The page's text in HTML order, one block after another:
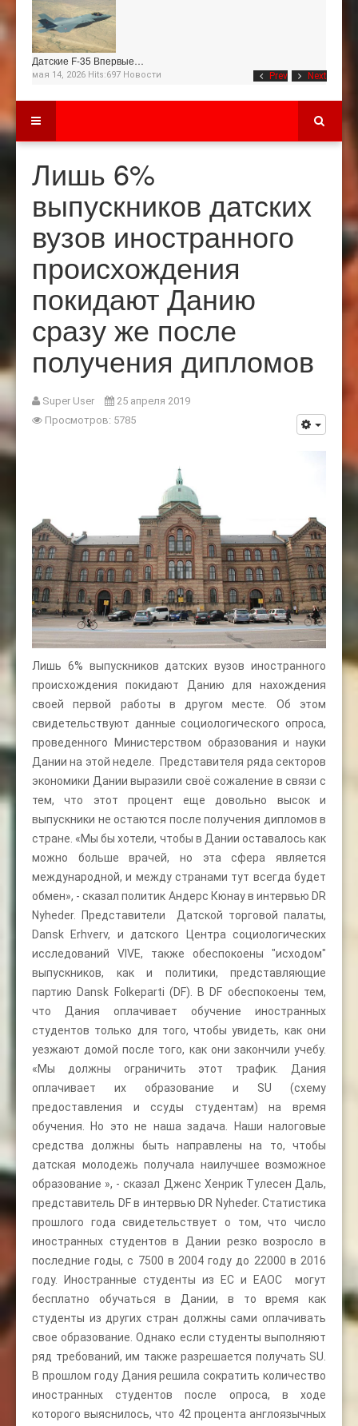
Prev Next
Датские F-35 Впервые…
мая 14, 2026 Hits:697 Новости
Лишь 6%
выпускников датских
вузов иностранного
происхождения
покидают Данию
сразу же после
получения дипломов
Super User
25 апреля 2019
Просмотров: 5785
Лишь 6% выпускников датских вузов иностранного
происхождения покидают Данию для нахождения
своей первой работы в другом месте. Об этом
свидетельствуют данные социологического опроса,
проведенного Министерством образования и науки
Дании на этой неделе. Представителя ряда секторов
экономики Дании выразили своё сожаление в связи с
тем, что этот процент еще довольно высок и
выпускники не остаются после получения дипломов в
стране. «Мы бы хотели, чтобы в Дании оставалось как
можно больше врачей, но эта сфера является
международной, и между странами тут всегда будет
обмен», - сказал политик Андерс Кюнау в интервью DR
Nyheder. Представители Датской торговой палаты,
Dansk Erhverv, и датского Центра социологических
исследований VIVE, также обеспокоены "исходом"
выпускников, как и политики, представляющие
партию Dansk Folkeparti (DF). В DF обеспокоены тем,
что Дания оплачивает обучение иностранных
студентов только для того, чтобы увидеть, как они
уезжают домой после того, как они закончили учебу.
«Мы должны ограничить этот трафик. Дания
оплачивает их образование и SU (схему
предоставления и ссуды студентам) на время
обучения. Но это не наша задача. Наши налоговые
средства должны быть направлены на то, чтобы
датская молодежь получала наилучшее возможное
образование », - сказал Дженс Хенрик Тулесен Даль,
представитель DF в интервью DR Nyheder. Статистика
прошлого года свидетельствует о том, что число
иностранных студентов в Дании резко возросло в
последние годы, с 7500 в 2004 году до 22000 в 2016
году. Иностранные студенты из ЕС и ЕАОС могут
бесплатно обучаться в Дании, в то время как
студенты из других стран должны сами оплачивать
свое образование. Однако если студенты выполняют
ряд требований, им также разрешается получать SU.
В прошлом году Дания решила сократить количество
иностранных студентов после опроса, в ходе
которого выяснилось, что 42 процента англоязычных